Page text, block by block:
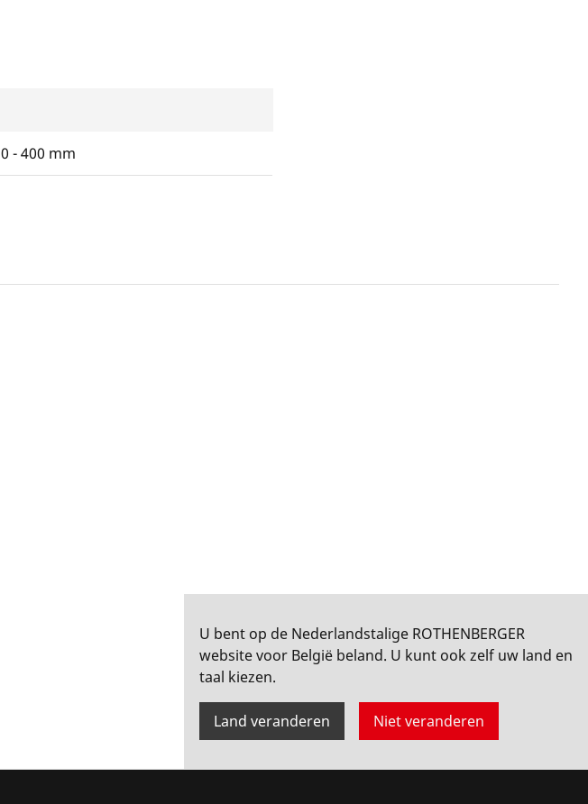
0 - 400 mm
U bent op de Nederlandstalige ROTHENBERGER
website voor België beland. U kunt ook zelf uw land en
taal kiezen.
Land veranderen Niet veranderen